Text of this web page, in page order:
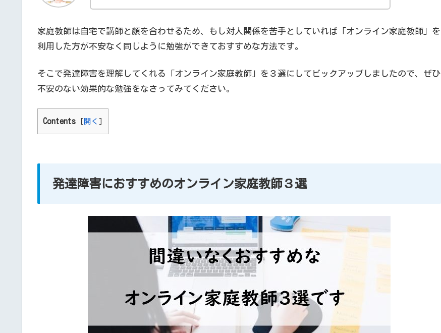
家庭教師は自宅で講師と顔を合わせるため、もし対人関係を苦手としていれば「オンライン家庭教師」を
利用した方が不安なく同じように勉強ができておすすめな方法です。
そこで発達障害を理解してくれる「オンライン家庭教師」を３選にしてピックアップしましたので、ぜひ
不安のない効果的な勉強をなさってみてください。
Contents [ 開く ]
発達障害におすすめのオンライン家庭教師３選